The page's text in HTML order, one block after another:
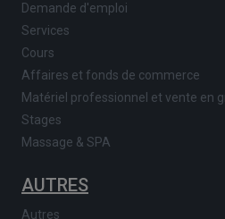
Demande d'emploi
Services
Cours
Affaires et fonds de commerce
Matériel professionnel et vente en
Stages
Massage & SPA
AUTRES
Autres